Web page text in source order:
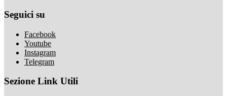
Seguici su
Facebook
Youtube
Instagram
Telegram
Sezione Link Utili